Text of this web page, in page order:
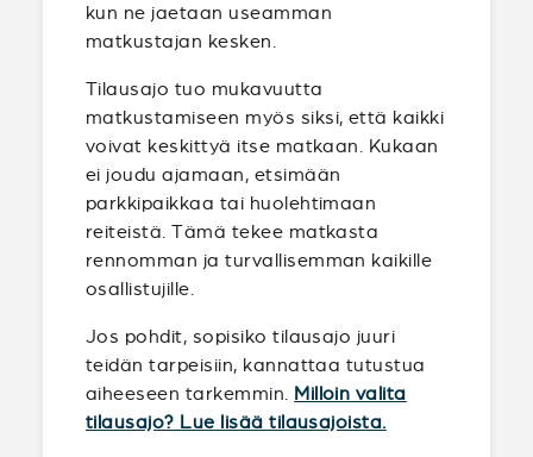
kun ne jaetaan useamman
matkustajan kesken.
Tilausajo tuo mukavuutta
matkustamiseen myös siksi, että kaikki
voivat keskittyä itse matkaan. Kukaan
ei joudu ajamaan, etsimään
parkkipaikkaa tai huolehtimaan
reiteistä. Tämä tekee matkasta
rennomman ja turvallisemman kaikille
osallistujille.
Jos pohdit, sopisiko tilausajo juuri
teidän tarpeisiin, kannattaa tutustua
aiheeseen tarkemmin. Milloin valita
tilausajo? Lue lisää tilausajoista.